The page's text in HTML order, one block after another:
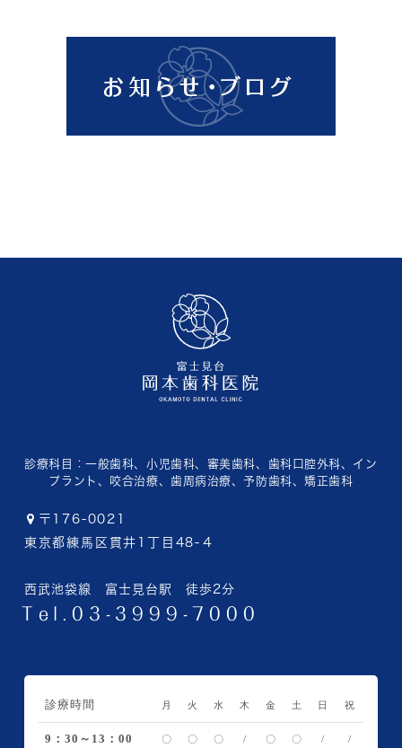
診療科目：一般歯科、小児歯科、審美歯科、歯科口腔外科、イン
プラント、咬合治療、歯周病治療、予防歯科、矯正歯科
〒176-0021
東京都練馬区貫井1丁目48-４
西武池袋線 富士見台駅 徒歩2分
Tel.03-3999-7000
診療時間 月 火 水 木 金 土 日 祝
9：30～13：00 〇 〇 〇 / 〇 〇 / /